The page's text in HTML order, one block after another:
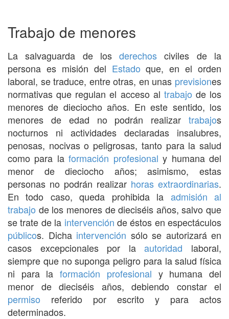
Trabajo de menores
La salvaguarda de losderechos civiles de la
persona es misión del Estado que, en el orden
laboral, se traduce, entre otras, en unas previsiones
normativas que regulan el acceso al trabajo de los
menores de dieciocho años. En este sentido, los
menores de edad no podrán realizar trabajos
nocturnos ni actividades declaradas insalubres,
penosas, nocivas o peligrosas, tanto para la salud
como para laformación profesional y humana del
menor de dieciocho años; asimismo, estas
personas no podrán realizar horas extraordinarias.
En todo caso, queda prohibida la admisión al
trabajo de los menores de dieciséis años, salvo que
se trate de la intervención de éstos en espectáculos
públicos. Dicha intervención sólo se autorizará en
casos excepcionales por laautoridad laboral,
siempre que no suponga peligro para la salud física
ni para laformación profesional y humana del
menor de dieciséis años, debiendo constar el
permiso referido por escrito y para actos
determinados.